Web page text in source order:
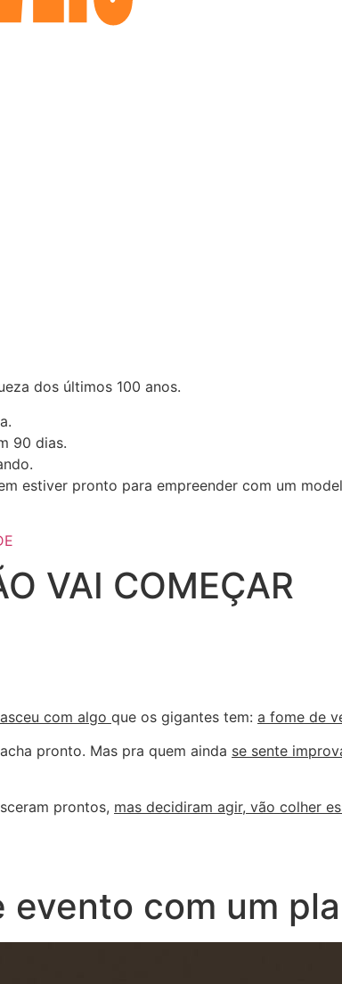
dos últimos 100 anos.
90 dias.
estiver pronto para empreender com um
VAI COMEÇAR
com algo que os gigantes tem: a fome de
pronto. Mas pra quem ainda se sente
prontos, mas decidiram agir, vão colher
evento com um